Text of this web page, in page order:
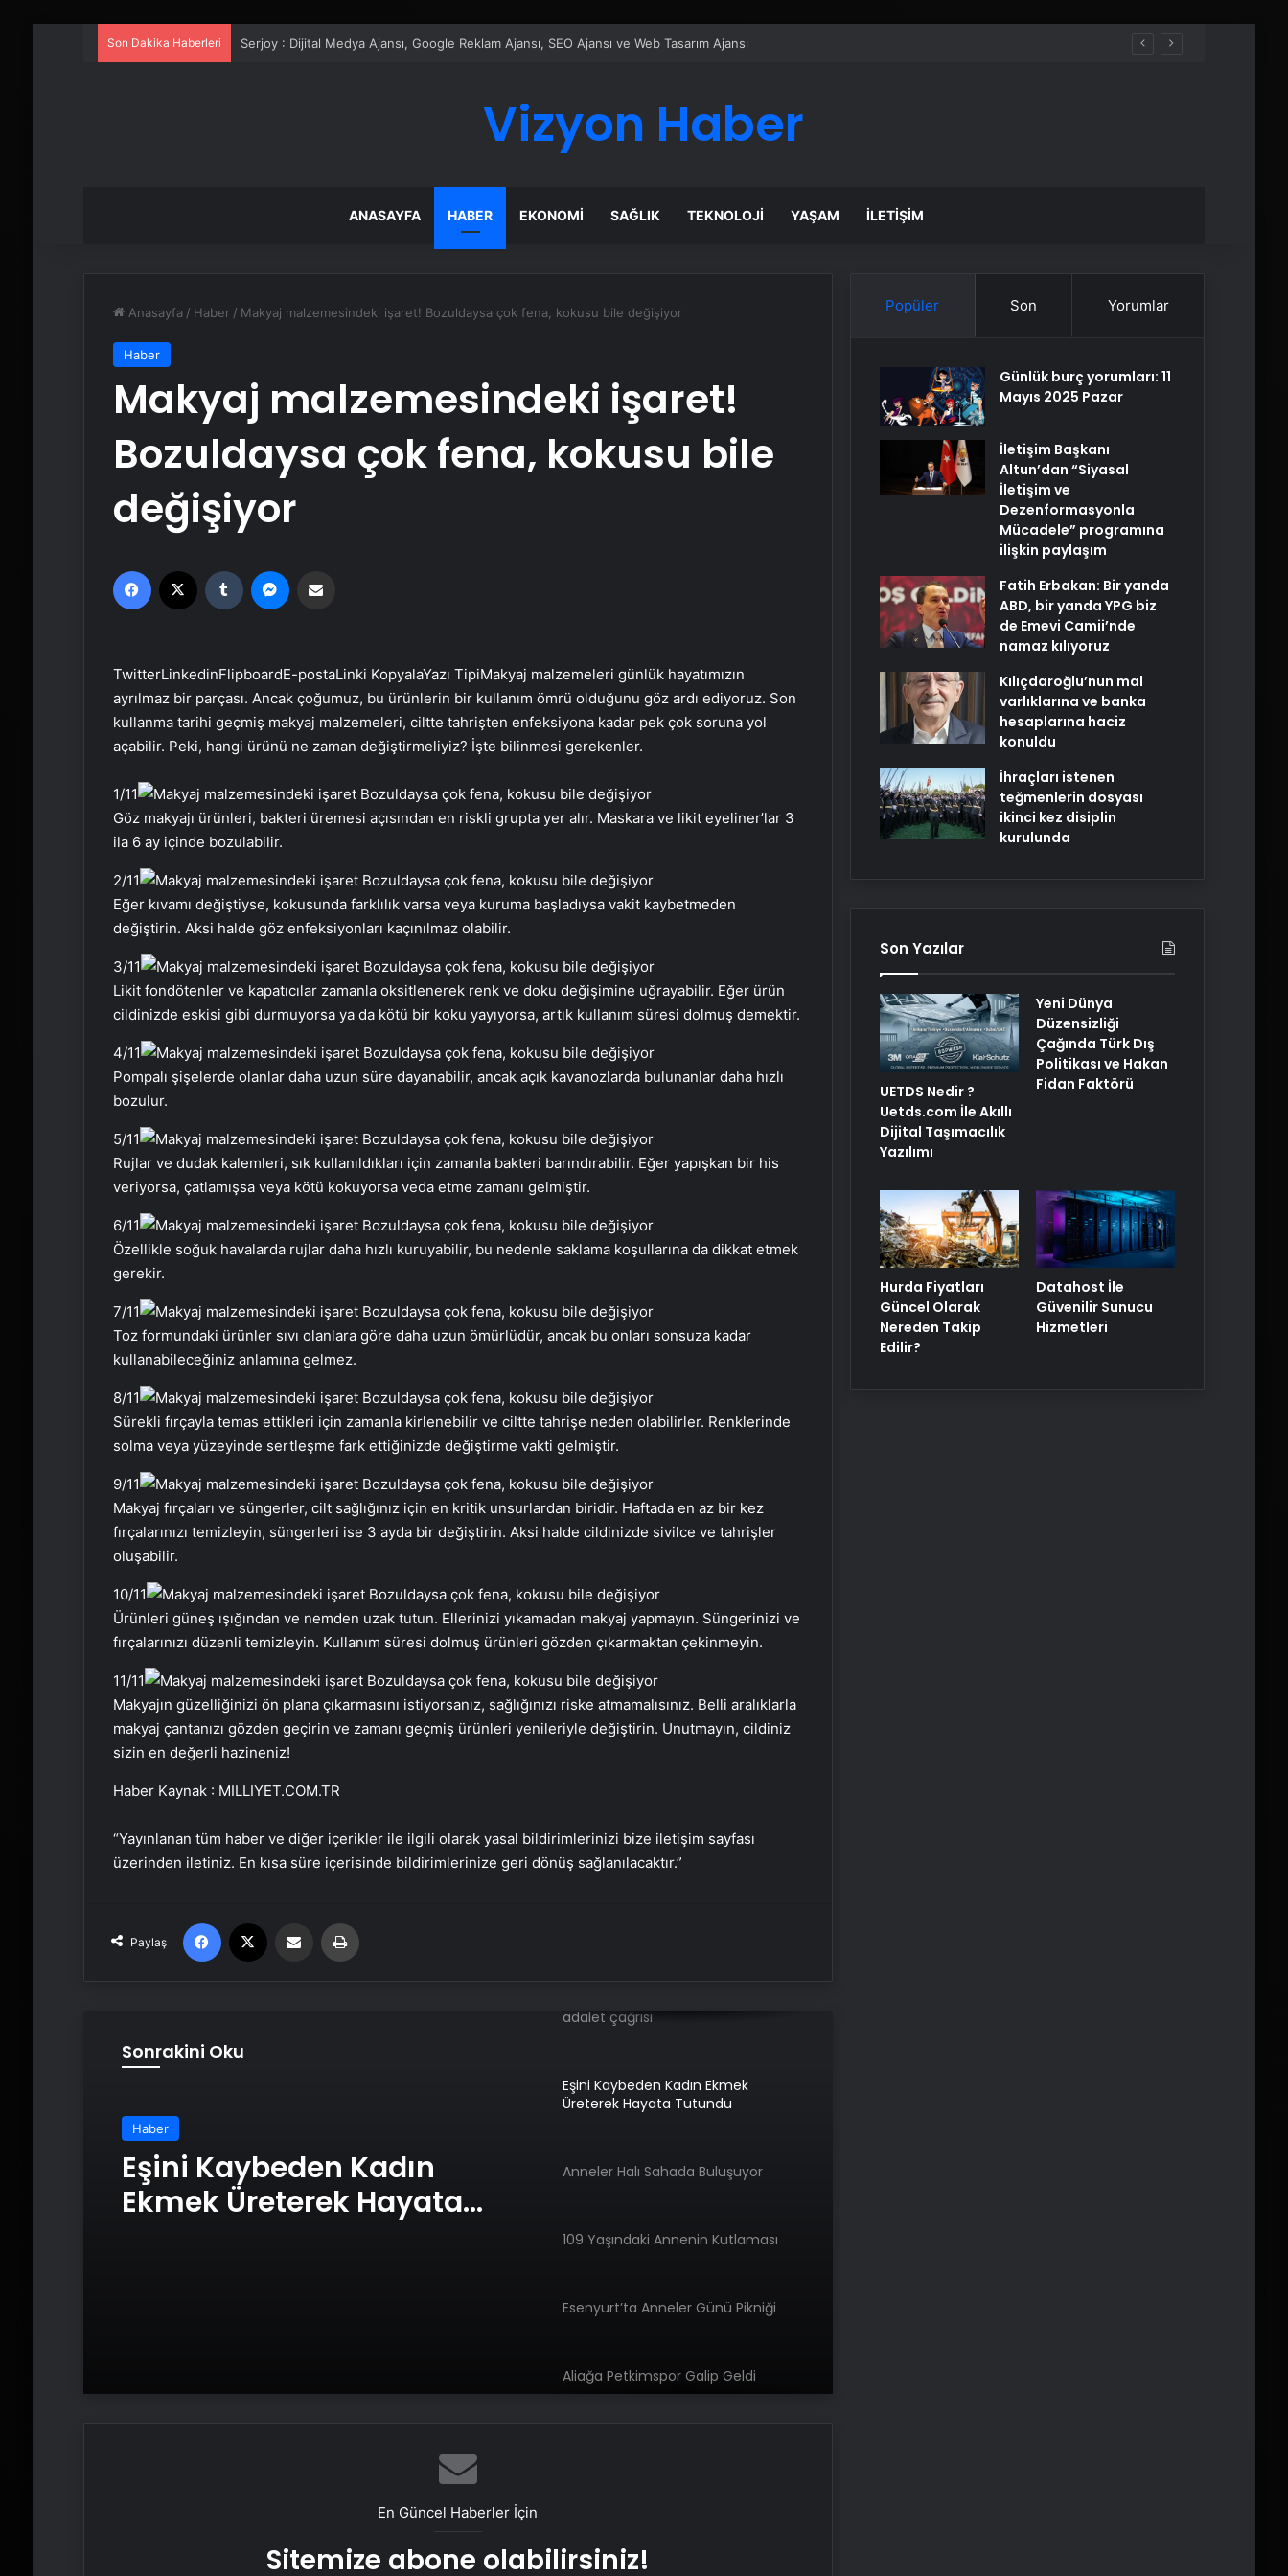
Son Dakika Haberleri UETDS Nedir ? Uetds.com İle Akıllı Dijital Taşımacılık Yazılımı
Vizyon Haber
ANASAYFA HABER EKONOMI SAĞLIK TEKNOLOJI YAŞAM İLETIŞIM
Anasayfa / Haber / Makyaj malzemesindeki işaret! Bozuldaysa çok fena, kokusu bile değişiyor
Haber
Makyaj malzemesindeki işaret!
Bozuldaysa çok fena, kokusu bile
değişiyor
Facebook Tumblr
TwitterLinkedinFlipboardE-postaLinki KopyalaYazı TipiMakyaj malzemeleri günlük hayatımızın
ayrılmaz bir parçası. Ancak çoğumuz, bu ürünlerin bir kullanım ömrü olduğunu göz ardı ediyoruz. Son
kullanma tarihi geçmiş makyaj malzemeleri, ciltte tahrişten enfeksiyona kadar pek çok soruna yol
açabilir. Peki, hangi ürünü ne zaman değiştirmeliyiz? İşte bilinmesi gerekenler.
1/11
Göz makyajı ürünleri, bakteri üremesi açısından en riskli grupta yer alır. Maskara ve likit eyeliner’lar 3
ila 6 ay içinde bozulabilir.
2/11
Eğer kıvamı değiştiyse, kokusunda farklılık varsa veya kuruma başladıysa vakit kaybetmeden
değiştirin. Aksi halde göz enfeksiyonları kaçınılmaz olabilir.
3/11
Likit fondötenler ve kapatıcılar zamanla oksitlenerek renk ve doku değişimine uğrayabilir. Eğer ürün
cildinizde eskisi gibi durmuyorsa ya da kötü bir koku yayıyorsa, artık kullanım süresi dolmuş demektir.
4/11
Pompalı şişelerde olanlar daha uzun süre dayanabilir, ancak açık kavanozlarda bulunanlar daha hızlı
bozulur.
5/11
Rujlar ve dudak kalemleri, sık kullanıldıkları için zamanla bakteri barındırabilir. Eğer yapışkan bir his
veriyorsa, çatlamışsa veya kötü kokuyorsa veda etme zamanı gelmiştir.
6/11
Özellikle soğuk havalarda rujlar daha hızlı kuruyabilir, bu nedenle saklama koşullarına da dikkat etmek
gerekir.
7/11
Toz formundaki ürünler sıvı olanlara göre daha uzun ömürlüdür, ancak bu onları sonsuza kadar
kullanabileceğiniz anlamına gelmez.
8/11
Sürekli fırçayla temas ettikleri için zamanla kirlenebilir ve ciltte tahrişe neden olabilirler. Renklerinde
solma veya yüzeyinde sertleşme fark ettiğinizde değiştirme vakti gelmiştir.
9/11
Makyaj fırçaları ve süngerler, cilt sağlığınız için en kritik unsurlardan biridir. Haftada en az bir kez
fırçalarınızı temizleyin, süngerleri ise 3 ayda bir değiştirin. Aksi halde cildinizde sivilce ve tahrişler
oluşabilir.
10/11
Ürünleri güneş ışığından ve nemden uzak tutun. Ellerinizi yıkamadan makyaj yapmayın. Süngerinizi ve
fırçalarınızı düzenli temizleyin. Kullanım süresi dolmuş ürünleri gözden çıkarmaktan çekinmeyin.
11/11
Makyajın güzelliğinizi ön plana çıkarmasını istiyorsanız, sağlığınızı riske atmamalısınız. Belli aralıklarla
makyaj çantanızı gözden geçirin ve zamanı geçmiş ürünleri yenileriyle değiştirin. Unutmayın, cildiniz
sizin en değerli hazineniz!
Haber Kaynak : MILLIYET.COM.TR
“Yayınlanan tüm haber ve diğer içerikler ile ilgili olarak yasal bildirimlerinizi bize iletişim sayfası
üzerinden iletiniz. En kısa süre içerisinde bildirimlerinize geri dönüş sağlanılacaktır.”
Paylaş
Facebook Email'den paylaş
Sonrakini Oku
Haber
Eşini Kaybeden Kadın
Ekmek Üreterek Hayata
Aliağa Petkimspor Galip Geldi
Esenyurt’ta Anneler Günü Şenliği:
Kadınlara Özel Piknik Etkinliği
Beşiktaş’ta Anneler Günü Coşkusu
adalet çağrısı
Eşini Kaybeden Kadın Ekmek
Üreterek Hayata Tutundu
Anneler Halı Sahada Buluşuyor
109 Yaşındaki Annenin Kutlaması
Esenyurt’ta Anneler Günü Pikniği
Aliağa Petkimspor Galip Geldi
Günü
En Güncel Haberler İçin
Sitemize abone olabilirsiniz!
Popüler Son Yorumlar
Günlük burç yorumları: 11
Mayıs 2025 Pazar
İletişim Başkanı
Altun’dan “Siyasal
İletişim ve
Dezenformasyonla
Mücadele” programına
ilişkin paylaşım
Fatih Erbakan: Bir yanda
ABD, bir yanda YPG biz
de Emevi Camii’nde
namaz kılıyoruz
Kılıçdaroğlu’nun mal
varlıklarına ve banka
hesaplarına haciz
konuldu
İhraçları istenen
teğmenlerin dosyası
ikinci kez disiplin
kurulunda
Son Yazılar
UETDS Nedir ?
Uetds.com İle Akıllı
Dijital Taşımacılık
Yazılımı
Yeni Dünya
Düzensizliği
Çağında Türk Dış
Politikası ve Hakan
Fidan Faktörü
Hurda Fiyatları
Güncel Olarak
Nereden Takip
Edilir?
Datahost İle
Güvenilir Sunucu
Hizmetleri